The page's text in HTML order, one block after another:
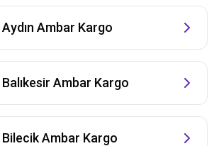
Aydın Ambar Kargo
Balıkesir Ambar Kargo
BilecikAmbar Kargo